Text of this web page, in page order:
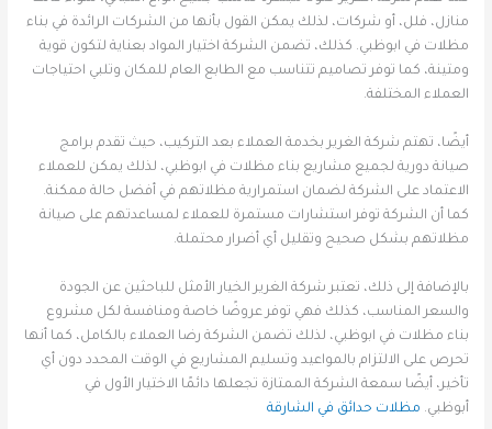
منازل، فلل، أو شركات، لذلك يمكن القول بأنها من الشركات الرائدة في بناء
مظلات في ابوظبي. كذلك، تضمن الشركة اختيار المواد بعناية لتكون قوية
ومتينة، كما توفر تصاميم تتناسب مع الطابع العام للمكان وتلبي احتياجات
العملاء المختلفة.
أيضًا، تهتم شركة الغرير بخدمة العملاء بعد التركيب، حيث تقدم برامج
صيانة دورية لجميع مشاريع بناء مظلات في ابوظبي، لذلك يمكن للعملاء
الاعتماد على الشركة لضمان استمرارية مظلاتهم في أفضل حالة ممكنة.
كما أن الشركة توفر استشارات مستمرة للعملاء لمساعدتهم على صيانة
مظلاتهم بشكل صحيح وتقليل أي أضرار محتملة.
بالإضافة إلى ذلك، تعتبر شركة الغرير الخيار الأمثل للباحثين عن الجودة
والسعر المناسب، كذلك فهي توفر عروضًا خاصة ومنافسة لكل مشروع
بناء مظلات في ابوظبي، لذلك تضمن الشركة رضا العملاء بالكامل، كما أنها
تحرص على الالتزام بالمواعيد وتسليم المشاريع في الوقت المحدد دون أي
تأخير، أيضًا سمعة الشركة الممتازة تجعلها دائمًا الاختيار الأول في
أبوظبي. مظلات حدائق في الشارقة